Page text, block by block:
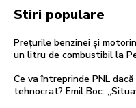
Stiri populare
Prețurile benzinei și
un litru de combustibil la
Ce va întreprinde PNL
tehnocrat? Emil Boc: